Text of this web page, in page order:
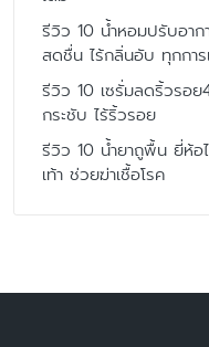
รีวิว 10 น้ำหอมปรับอา
สดชื่น ไร้กลิ่นอับ ทุกการ
รีวิว 10 เซรั่มลดริ้วรอ
กระชับ ไร้ริ้วรอย
รีวิว 10 น้ำยาถูพื้น ยี่ห้
เท้า ช่วยฆ่าเชื้อโรค